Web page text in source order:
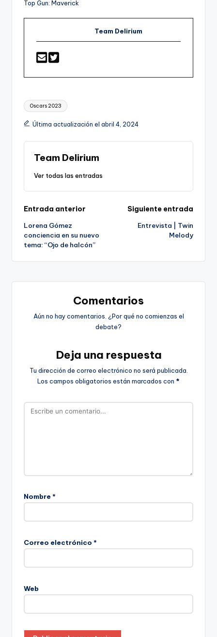
Top Gun: Maverick
Team Delirium
Etiquetas:
Oscars 2023
Última actualización el abril 4, 2024
Team Delirium
Ver todas las entradas
Navegación
de
entradas
Entrada anterior
Lorena Gómez
conciencia en su nuevo
tema: “Ojo de halcón”
Siguiente entrada
Entrevista | Twin
Melody
Comentarios
Aún no hay comentarios. ¿Por qué no comienzas el
debate?
Deja una respuesta
Tu dirección de correo electrónico no será publicada.
Los campos obligatorios están marcados con *
Nombre *
Correo electrónico *
Web